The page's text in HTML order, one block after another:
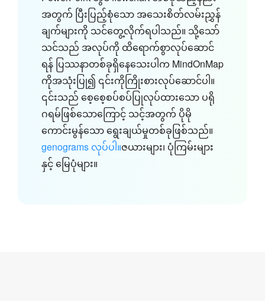
အတွက် ပြီးပြည့်စုံသော အသေးစိတ်လမ်းညွှန်
ချက်များကို သင်တွေ့လိုက်ရပါသည်။ သို့သော်
သင်သည် အလုပ်ကို ထိရောက်စွာလုပ်ဆောင်
ရန် ပြဿနာတစ်ခုရှိနေသေးပါက MindOnMap
ကိုအသုံးပြု၍ ၎င်းကိုကြိုးစားလုပ်ဆောင်ပါ။
၎င်းသည် စေ့စေ့စပ်စပ်ပြုလုပ်ထားသော ပရို
ဂရမ်ဖြစ်သောကြောင့် သင့်အတွက် ပိုမို
ကောင်းမွန်သော ရွေးချယ်မှုတစ်ခုဖြစ်သည်။
genograms လုပ်ပါ။ဇယားများ၊ ပုံကြမ်းများ
နှင့် မြေပုံများ။